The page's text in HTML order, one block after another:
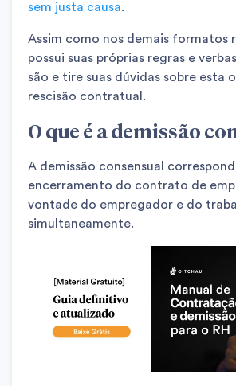
sem justa causa.
Assim como nos demais formatos
possui suas próprias regras e
são e tire suas dúvidas sobre esta
rescisão contratual.
O que é a demissão
A demissão consensual
encerramento do contrato de
vontade do empregador e do
simultaneamente.